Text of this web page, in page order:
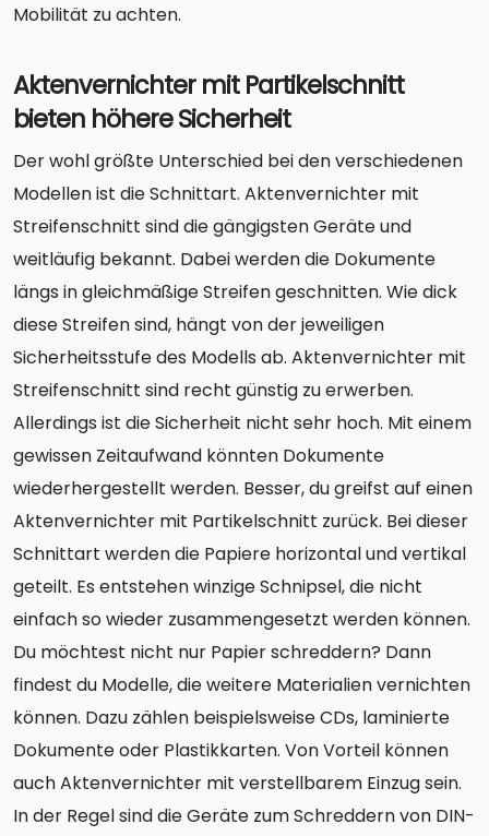
Mobilität zu achten.
Aktenvernichter mit Partikelschnitt
bieten höhere Sicherheit
Der wohl größte Unterschied bei den verschiedenen
Modellen ist die Schnittart. Aktenvernichter mit
Streifenschnitt sind die gängigsten Geräte und
weitläufig bekannt. Dabei werden die Dokumente
längs in gleichmäßige Streifen geschnitten. Wie dick
diese Streifen sind, hängt von der jeweiligen
Sicherheitsstufe des Modells ab. Aktenvernichter mit
Streifenschnitt sind recht günstig zu erwerben.
Allerdings ist die Sicherheit nicht sehr hoch. Mit einem
gewissen Zeitaufwand könnten Dokumente
wiederhergestellt werden. Besser, du greifst auf einen
Aktenvernichter mit Partikelschnitt zurück. Bei dieser
Schnittart werden die Papiere horizontal und vertikal
geteilt. Es entstehen winzige Schnipsel, die nicht
einfach so wieder zusammengesetzt werden können.
Du möchtest nicht nur Papier schreddern? Dann
findest du Modelle, die weitere Materialien vernichten
können. Dazu zählen beispielsweise CDs, laminierte
Dokumente oder Plastikkarten. Von Vorteil können
auch Aktenvernichter mit verstellbarem Einzug sein.
In der Regel sind die Geräte zum Schreddern von DIN-